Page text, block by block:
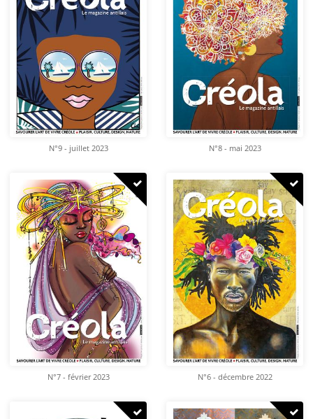
N°9 - juillet 2023 N°8 - mai 2023
N°7 - février 2023 N°6 - décembre 2022